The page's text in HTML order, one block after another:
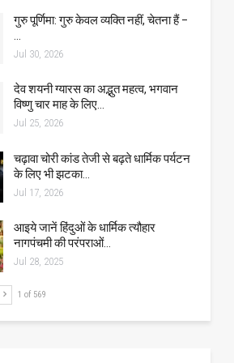
गुरु पूर्णिमा: गुरु केवल व्यक्ति नहीं, चेतना हैं –
Jul 30, 2026
देव शयनी ग्यारस का अद्भुत महत्व, भगवान
विष्णु चार माह के लिए…
Jul 25, 2026
चढ़ावा चोरी कांड तेजी से बढ़ते धार्मिक पर्यटन
के लिए भी झटका…
Jul 17, 2026
आइये जानें हिंदुओं के धार्मिक त्यौहार
नागपंचमी की परंपराओं…
Jul 28, 2025
1 of 569